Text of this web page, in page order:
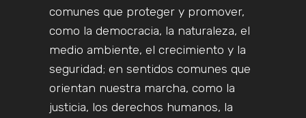
comunes que proteger y promover,
como la democracia, la naturaleza, el
medio ambiente, el crecimiento y la
seguridad; en sentidos comunes que
orientan nuestra marcha, como la
justicia, los derechos humanos, la